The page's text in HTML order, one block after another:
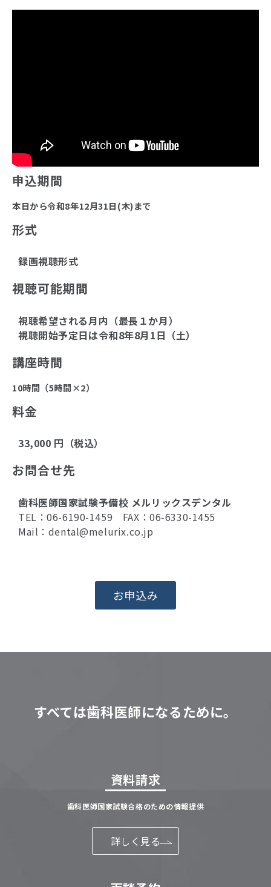
申込期間
本日から令和8年12月31日(木)まで
形式
録画視聴形式
視聴可能期間
視聴希望される月内（最長１か月）
視聴開始予定日は令和8年8月1日（土）
講座時間
10時間（5時間×2）
料金
33,000 円（税込）
お問合せ先
歯科医師国家試験予備校 メルリックスデンタル
TEL：06-6190-1459 FAX：06-6330-1455
Mail：dental@melurix.co.jp
お申込み
すべては歯科医師になるために。
資料請求
歯科医師国家試験合格のための情報提供
詳しく見る